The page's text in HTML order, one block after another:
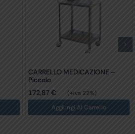
CARRELLO MEDICAZIONE –
Piccolo
172,87€
(+iva 22%)
Aggiungi Al Carrello